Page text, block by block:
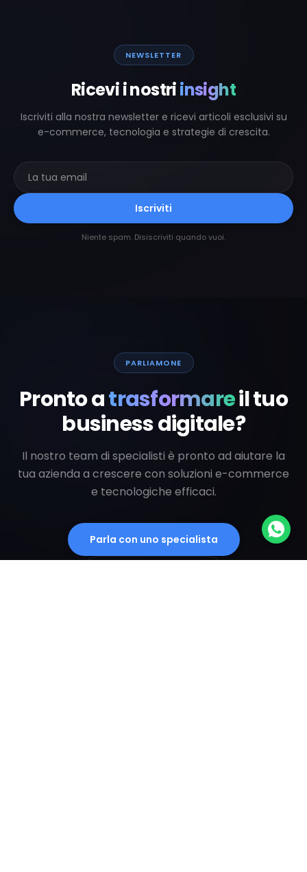
NEWSLETTER
Ricevi i nostriinsight
Iscriviti alla nostra newsletter e ricevi articoli esclusivi su
e-commerce, tecnologia e strategie di crescita.
Iscriviti
Niente spam. Disiscriviti quando vuoi.
PARLIAMONE
Pronto atrasformareil tuo
business digitale?
Il nostro team di specialisti è pronto ad aiutare la
tua azienda a crescere con soluzioni e-commerce
e tecnologiche efficaci.
Parla con uno specialista